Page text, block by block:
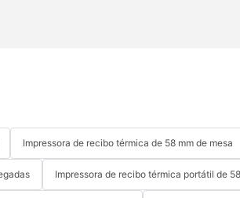
Impressora de recibo térmica de 58 mm de mesa
Impressora de recibo térmica portátil de